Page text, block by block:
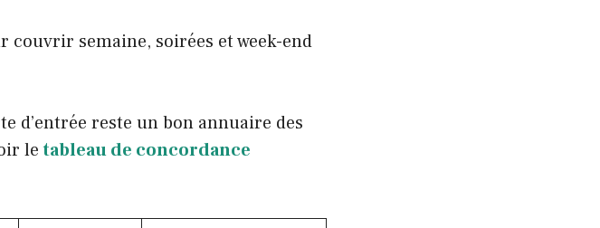
couvrir semaine, soirées et week-end
d’entrée reste un bon annuaire des
letableau de concordance